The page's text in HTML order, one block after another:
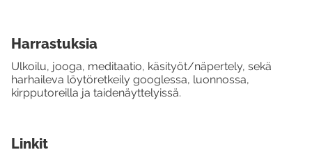
Harrastuksia
Ulkoilu, jooga, meditaatio, käsityöt/näpertely, sekä
harhaileva löytöretkeily googlessa, luonnossa,
kirpputoreilla ja taidenäyttelyissä.
Linkit